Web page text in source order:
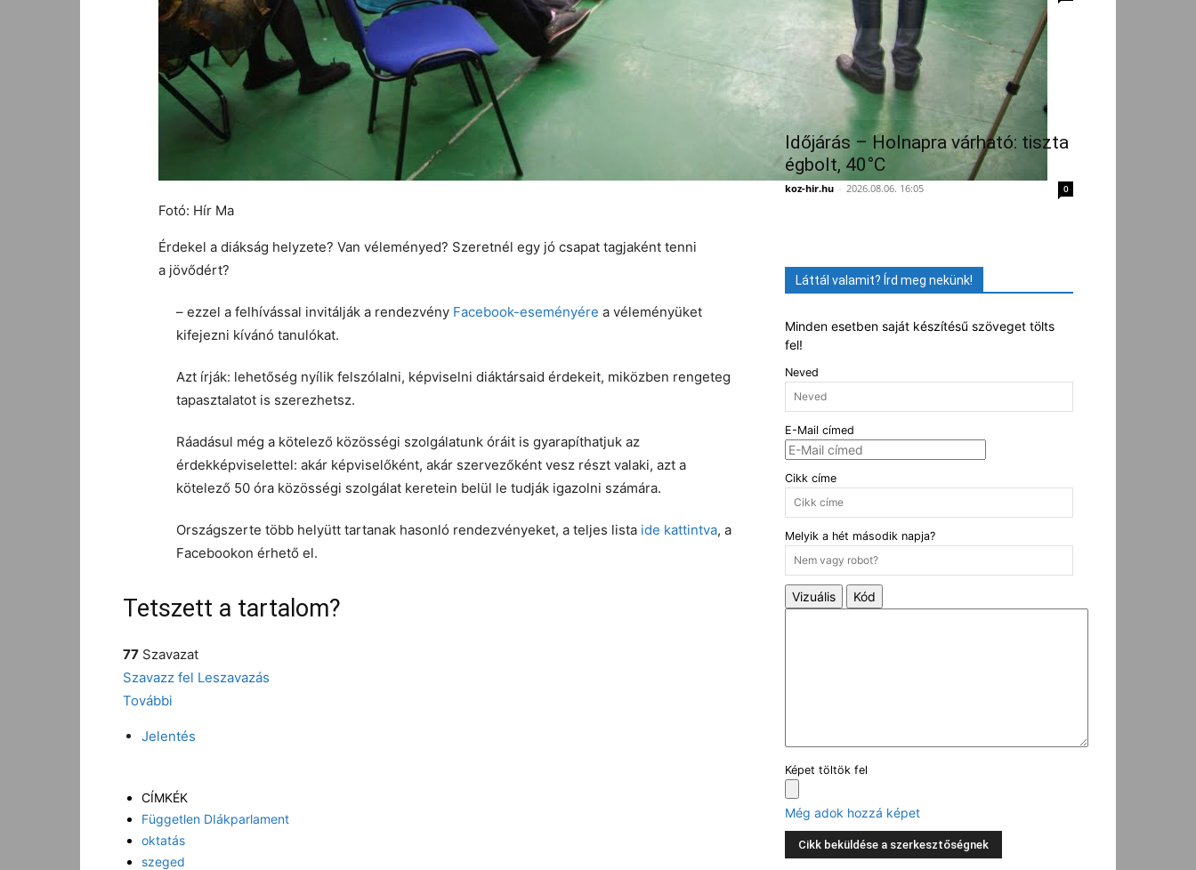
Fotó: Hír Ma
Érdekel a diákság helyzete? Van véleményed? Szeretnél egy jó csapat tagjaként tenni
a jövődért?
– ezzel a felhívással invitálják a rendezvény Facebook-eseményére a véleményüket
kifejezni kívánó tanulókat.
Azt írják: lehetőség nyílik felszólalni, képviselni diáktársaid érdekeit, miközben rengeteg
tapasztalatot is szerezhetsz.
Ráadásul még a kötelező közösségi szolgálatunk óráit is gyarapíthatjuk az
érdekképviselettel: akár képviselőként, akár szervezőként vesz részt valaki, azt a
kötelező 50 óra közösségi szolgálat keretein belül le tudják igazolni számára.
Országszerte több helyütt tartanak hasonló rendezvényeket, a teljes lista ide kattintva, a
Facebookon érhető el.
Tetszett a tartalom?
77 Szavazat
Szavazz fel Leszavazás
További
Jelentés
CÍMKÉK
Független DIákparlament
oktatás
szeged
Időjárás – Holnapra várható: tiszta
égbolt, 40°C
koz-hir.hu - 2026.08.06. 16:05 0
Láttál valamit? Írd meg nekünk!
Minden esetben saját készítésű szöveget tölts
fel!
Neved
E-Mail címed
Cikk címe
Melyik a hét második napja?
Vizuális Kód
Képet töltök fel
Még adok hozzá képet